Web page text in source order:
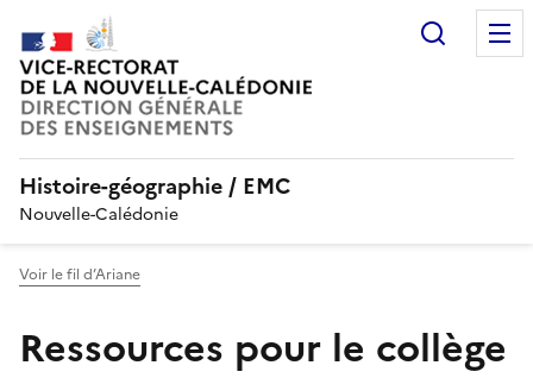
Histoire-géographie / EMC
Nouvelle-Calédonie
Voir le fil d’Ariane
Ressources pour le collège